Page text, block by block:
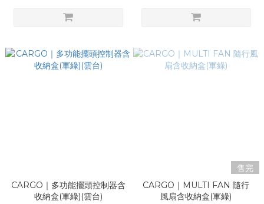
CARGO｜多功能擺頭控制器含
收納盒(軍綠)(雲台)
售完
CARGO｜MULTI FAN 隨行
風扇含收納盒(軍綠)